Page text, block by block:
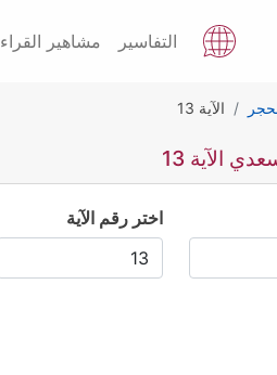
التفاسير مشاهير القراء
الآية 13
الآية 13
اختر رقم الآية